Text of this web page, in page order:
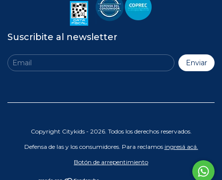
Suscribite al newsletter
Copyright Citykids - 2026. Todos los derechos reservados.
Defensa de las y los consumidores. Para reclamos ingresá acá.
Botón de arrepentimiento